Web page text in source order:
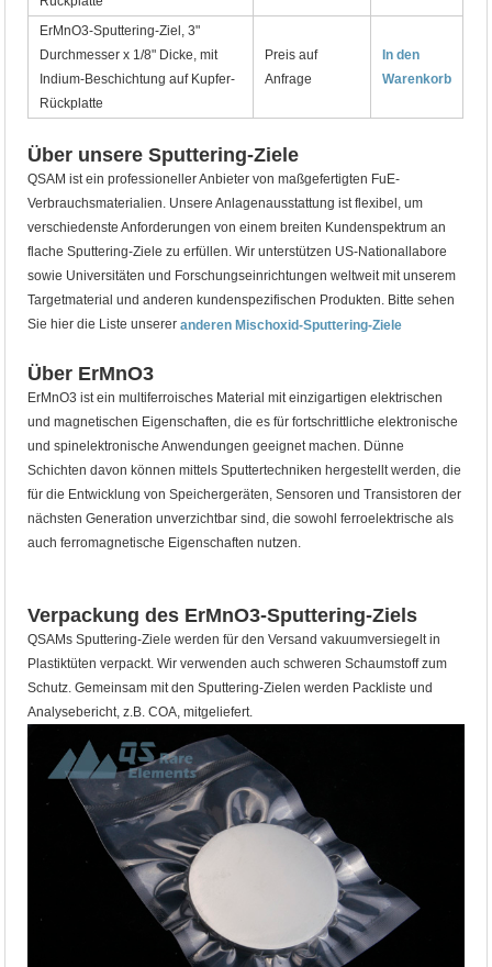
ErMnO3-Sputtering-Ziel, 3"
Durchmesser x 1/8" Dicke, mit
Indium-Beschichtung auf Kupfer-
Rückplatte
Preis auf
Anfrage
In den
Warenkorb
Über unsere Sputtering-Ziele
QSAM ist ein professioneller Anbieter von maßgefertigten FuE-
Verbrauchsmaterialien. Unsere Anlagenausstattung ist flexibel, um
verschiedenste Anforderungen von einem breiten Kundenspektrum an
flache Sputtering-Ziele zu erfüllen. Wir unterstützen US-Nationallabore
sowie Universitäten und Forschungseinrichtungen weltweit mit unserem
Targetmaterial und anderen kundenspezifischen Produkten. Bitte sehen
Sie hier die Liste unsereranderen Mischoxid-Sputtering-Ziele
Über ErMnO3
ErMnO3 ist ein multiferroisches Material mit einzigartigen elektrischen
und magnetischen Eigenschaften, die es für fortschrittliche elektronische
und spinelektronische Anwendungen geeignet machen. Dünne
Schichten davon können mittels Sputtertechniken hergestellt werden, die
für die Entwicklung von Speichergeräten, Sensoren und Transistoren der
nächsten Generation unverzichtbar sind, die sowohl ferroelektrische als
auch ferromagnetische Eigenschaften nutzen.
Verpackung des ErMnO3-Sputtering-Ziels
QSAMs Sputtering-Ziele werden für den Versand vakuumversiegelt in
Plastiktüten verpackt. Wir verwenden auch schweren Schaumstoff zum
Schutz. Gemeinsam mit den Sputtering-Zielen werden Packliste und
Analysebericht, z.B. COA, mitgeliefert.